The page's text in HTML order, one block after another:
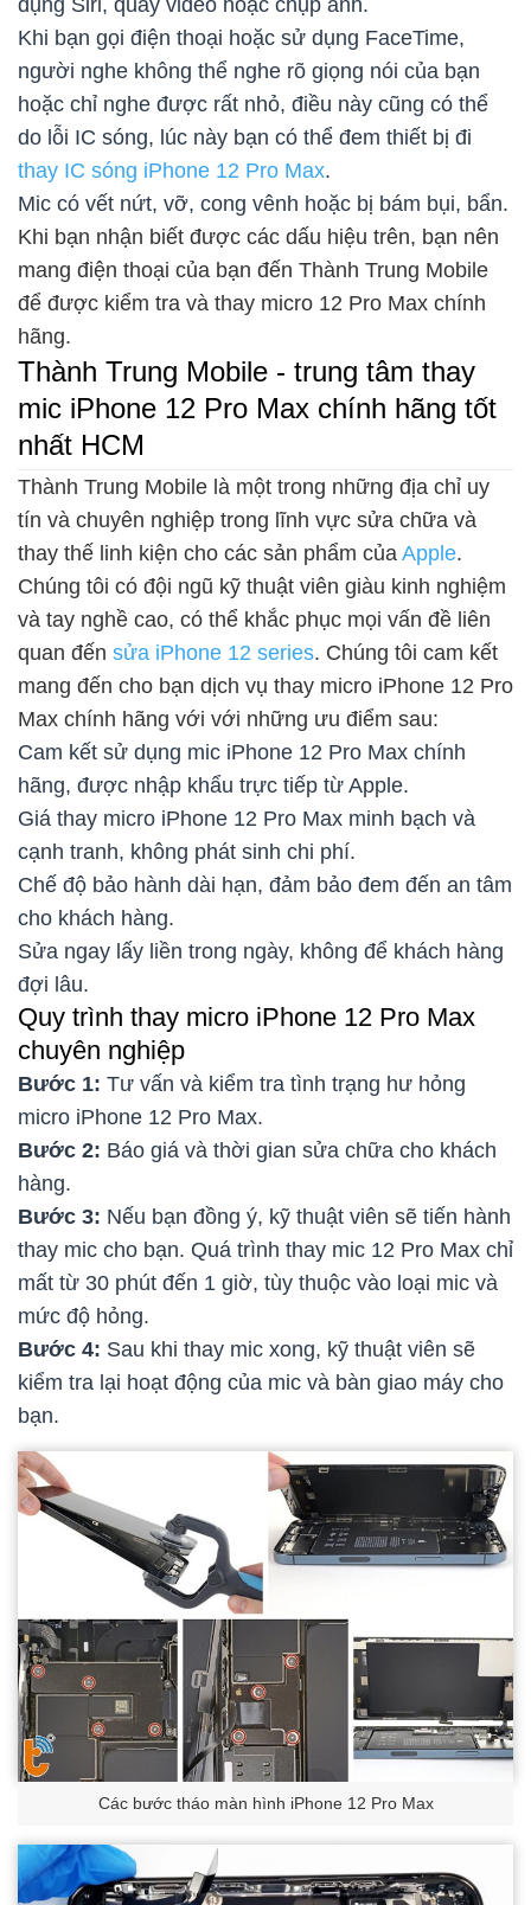
Khi bạn gọi điện thoại hoặc sử dụng FaceTime,
người nghe không thể nghe rõ giọng nói của bạn
hoặc chỉ nghe được rất nhỏ, điều này cũng có thể
do lỗi IC sóng, lúc này bạn có thể đem thiết bị đi
thay IC sóng iPhone 12 Pro Max.
Mic có vết nứt, vỡ, cong vênh hoặc bị bám bụi, bẩn.
Khi bạn nhận biết được các dấu hiệu trên, bạn nên
mang điện thoại của bạn đến Thành Trung Mobile
để được kiểm tra và thay micro 12 Pro Max chính
hãng.
Thành Trung Mobile - trung tâm thay
mic iPhone 12 Pro Max chính hãng tốt
nhất HCM
Thành Trung Mobile là một trong những địa chỉ uy
tín và chuyên nghiệp trong lĩnh vực sửa chữa và
thay thế linh kiện cho các sản phẩm của Apple.
Chúng tôi có đội ngũ kỹ thuật viên giàu kinh nghiệm
và tay nghề cao, có thể khắc phục mọi vấn đề liên
quan đến sửa iPhone 12 series. Chúng tôi cam kết
mang đến cho bạn dịch vụ thay micro iPhone 12 Pro
Max chính hãng với với những ưu điểm sau:
Cam kết sử dụng mic iPhone 12 Pro Max chính
hãng, được nhập khẩu trực tiếp từ Apple.
Giá thay micro iPhone 12 Pro Max minh bạch và
cạnh tranh, không phát sinh chi phí.
Chế độ bảo hành dài hạn, đảm bảo đem đến an tâm
cho khách hàng.
Sửa ngay lấy liền trong ngày, không để khách hàng
đợi lâu.
Quy trình thay micro iPhone 12 Pro Max
chuyên nghiệp
Bước 1: Tư vấn và kiểm tra tình trạng hư hỏng
micro iPhone 12 Pro Max.
Bước 2: Báo giá và thời gian sửa chữa cho khách
hàng.
Bước 3: Nếu bạn đồng ý, kỹ thuật viên sẽ tiến hành
thay mic cho bạn. Quá trình thay mic 12 Pro Max chỉ
mất từ 30 phút đến 1 giờ, tùy thuộc vào loại mic và
mức độ hỏng.
Bước 4: Sau khi thay mic xong, kỹ thuật viên sẽ
kiểm tra lại hoạt động của mic và bàn giao máy cho
bạn.
Các bước tháo màn hình iPhone 12 Pro Max